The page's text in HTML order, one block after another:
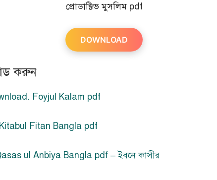
প্রোডাক্টিভ মুসলিম pdf
DOWNLOAD
করুন
Foyjul Kalam pdf
Fitan Bangla pdf
ul Anbiya Bangla pdf – ইবনে কাসীর